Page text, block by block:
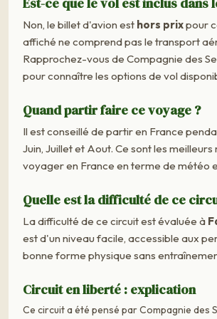
Non, le billet d'avion est hors prixpour
affiché ne comprend pas le transport
Rapprochez-vous de Compagnie des
pour connaître les options de vol
Quand partir faire ce voyage ?
Il est conseillé de partir en France
Juin, Juillet et Aout. Ce sont les meilleurs
voyager en France en terme de météo
Quelle est la difficulté de ce
La difficulté de ce circuit est évaluée à
est d'un niveau facile, accessible aux
bonne forme physique sans
Circuit en liberté : explication
Ce circuit a été pensé par Compagnie des